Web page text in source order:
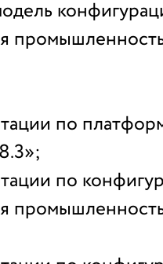
по
по